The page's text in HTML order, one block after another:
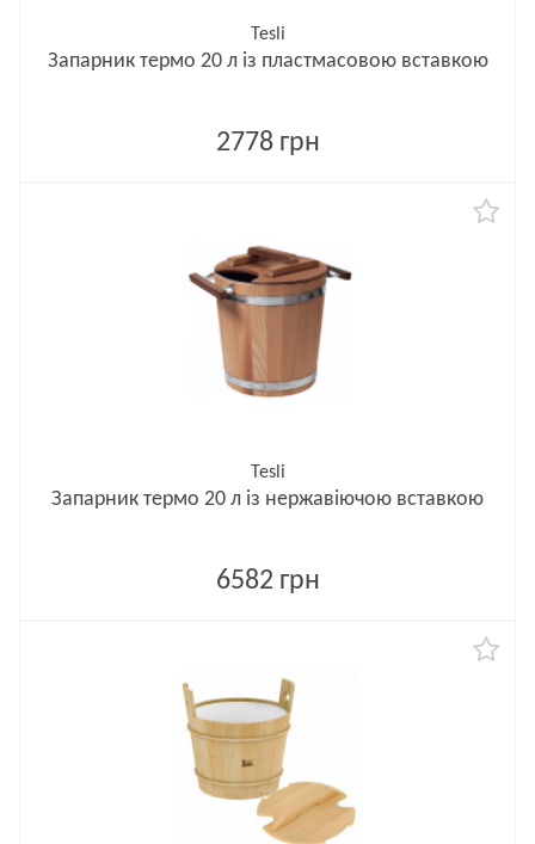
Tesli
Запарник термо 20 л із пластмасовою вставкою
2778 грн
Tesli
Запарник термо 20 л із нержавіючою вставкою
6582 грн